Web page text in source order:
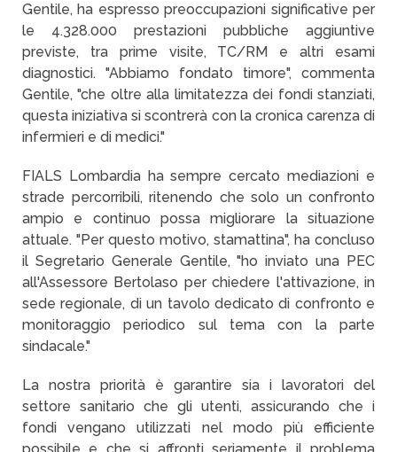
Gentile, ha espresso preoccupazioni significative per
le 4.328.000 prestazioni pubbliche aggiuntive
previste, tra prime visite, TC/RM e altri esami
diagnostici. "Abbiamo fondato timore", commenta
Gentile, "che oltre alla limitatezza dei fondi stanziati,
questa iniziativa si scontrerà con la cronica carenza di
infermieri e di medici."
FIALS Lombardia ha sempre cercato mediazioni e
strade percorribili, ritenendo che solo un confronto
ampio e continuo possa migliorare la situazione
attuale. "Per questo motivo, stamattina", ha concluso
il Segretario Generale Gentile, "ho inviato una PEC
all'Assessore Bertolaso per chiedere l'attivazione, in
sede regionale, di un tavolo dedicato di confronto e
monitoraggio periodico sul tema con la parte
sindacale."
La nostra priorità è garantire sia i lavoratori del
settore sanitario che gli utenti, assicurando che i
fondi vengano utilizzati nel modo più efficiente